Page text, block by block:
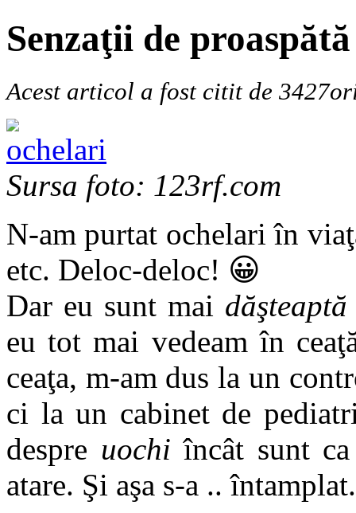
Senzaţii de
Acest articol a fost citit de
Sursa foto: 123rf.com
N-am purtat ochelari în
etc. Deloc-deloc! 😀
Dar eu sunt mai dăşteaptă
eu tot mai vedeam în
ceaţa, m-am dus la un
ci la un cabinet de
despre uochi încât sunt
atare. Şi aşa s-a ..